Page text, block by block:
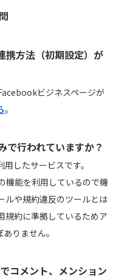
方法（初期設定）が
ビジネスページが
。
で行われていますか？
したサービスです。
能を利用しているので機
ルや規約違反のツールとは
約に準拠しているためア
りません。
コメント、メンション